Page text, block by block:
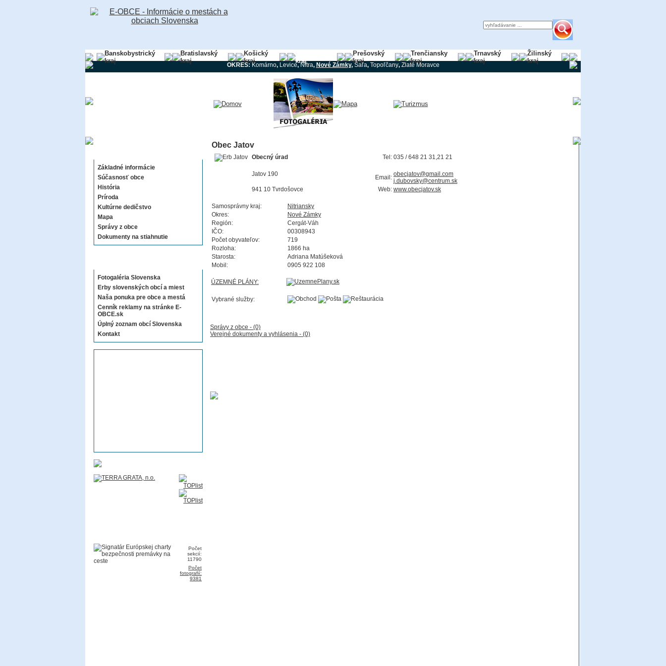
Banskobystrický
kraj
Bratislavský
kraj
Košický
kraj
kraj
Prešovský
kraj
Trenčiansky
kraj
Trnavský
kraj
Žilinský
kraj
OKRES:Komárno, Levice,Nitra, Nové Zámky,Šaľa, Topoľčany, Zlaté Moravce
Základné informácie
Súčasnosť obce
História
Príroda
Kultúrne dedičstvo
Mapa
Správy z obce
Dokumenty na stiahnutie
Fotogaléria Slovenska
Erby slovenských obcí a miest
Naša ponuka pre obce a mestá
Cenník reklamy na stránke E-
OBCE.sk
Úplný zoznam obcí Slovenska
Kontakt
Počet
sekcií:
11790
Počet
fotografií:
9381
Obec Jatov
Obecný úrad Tel: 035 / 648 21 31,21 21
Jatov 190 Email: obecjatov@gmail.com
j.dubovsky@centrum.sk
941 10 Tvrdošovce
Web: www.obecjatov.sk
Samosprávny kraj:
Nitriansky
Okres:
Nové Zámky
Región:
Cergát-Váh
IČO:
00308943
Počet obyvateľov:
719
Rozloha:
1866 ha
Starosta:
Adriana Matúšeková
Mobil:
0905 922 108
ÚZEMNÉ PLÁNY:
Vybrané služby:
Správy z obce - (0)
Verejné dokumenty a vyhlásenia - (0)